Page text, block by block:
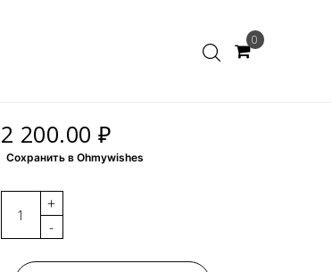
0
2 200.00 ₽
Сохранить в Ohmywishes
-
+